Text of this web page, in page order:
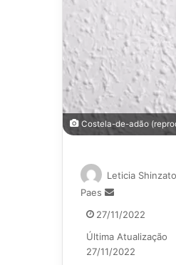
Costela-de-adão
Leticia Shinzato
Paes
Mande
e-
mail
27/11/2022
Última Atualização
27/11/2022